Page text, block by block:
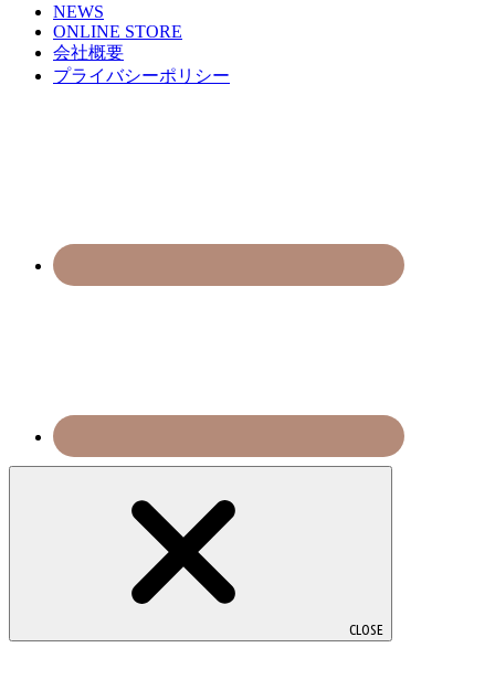
NEWS
ONLINE STORE
会社概要
プライバシーポリシー
CLOSE